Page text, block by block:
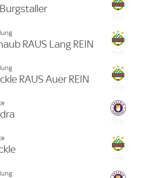
RAUS Lang REIN
RAUS Auer REIN